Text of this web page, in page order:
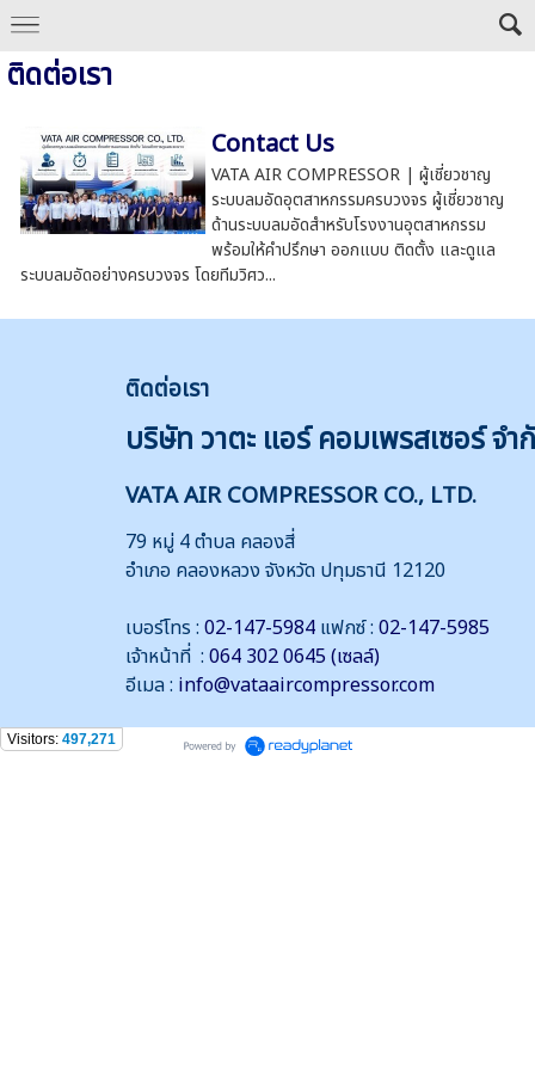
ติดต่อเรา
Contact Us
VATA AIR COMPRESSOR | ผู้เชี่ยวชาญ
ระบบลมอัดอุตสาหกรรมครบวงจร ผู้เชี่ยวชาญ
ด้านระบบลมอัดสำหรับโรงงานอุตสาหกรรม
พร้อมให้คำปรึกษา ออกแบบ ติดตั้ง และดูแล
ระบบลมอัดอย่างครบวงจร โดยทีมวิศว...
ติดต่อเรา
บริษัท วาตะ แอร์ คอมเพรสเซอร์ จำ
VATA AIR COMPRESSOR CO., LTD.
79 หมู่ 4 ตำบล คลองสี่
อำเภอ คลองหลวง จังหวัด ปทุมธานี 12120
เบอร์โทร : 02-147-5984 แฟกซ์ : 02-147-5985
เจ้าหน้าที่ : 064 302 0645 (เซลล์)
อีเมล : info@vataaircompressor.com
Visitors: 497,271